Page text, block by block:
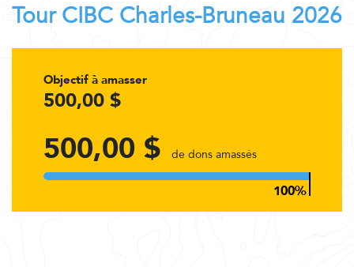
Tour CIBC Charles-Bruneau 2026
Objectif à amasser
500,00 $
500,00 $ de dons amassés